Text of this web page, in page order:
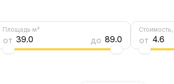
Площадь м²
от 39.0 до 89.0 от 4.6